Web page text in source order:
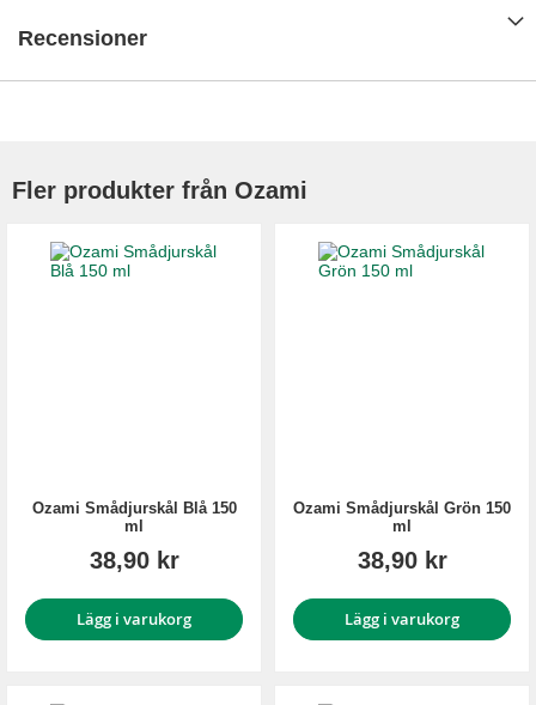
Recensioner
Fler produkter från Ozami
Ozami Smådjurskål Blå 150
ml
38,90 kr
Lägg i varukorg
Ozami Smådjurskål Grön 150
ml
38,90 kr
Lägg i varukorg